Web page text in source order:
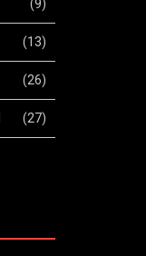
(9)
(13)
(26)
(27)